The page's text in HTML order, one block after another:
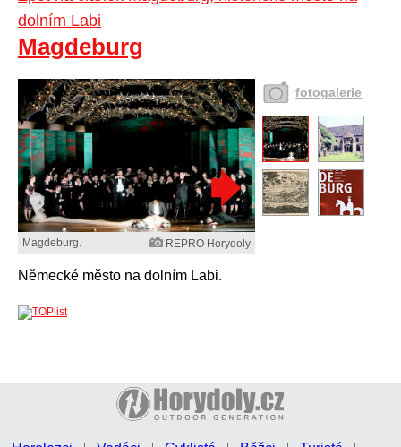
dolním Labi
Magdeburg
Magdeburg. REPRO Horydoly
Německé město na dolním Labi.
fotogalerie